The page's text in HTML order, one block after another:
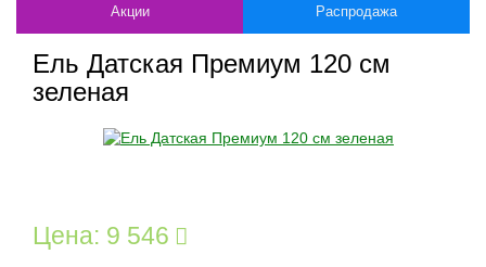
Акции Распродажа
Ель Датская Премиум 120 см
зеленая
Цена: 9 546